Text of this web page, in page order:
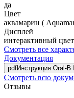
да
Цвет
аквамарин (
Дисплей
интерактивный
Смотреть все
Документация
pdfИнструкция Oral-B
Смотреть всю
Отзывы